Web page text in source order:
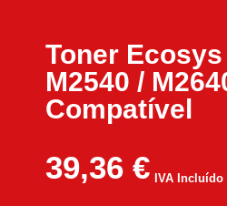
Toner Ecosys
M2540 /
Compatível
39,36 € IVA Incluído